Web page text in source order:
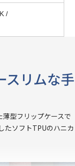
/
スリムな手
型フリップケースで
たソフトTPUのハニカ